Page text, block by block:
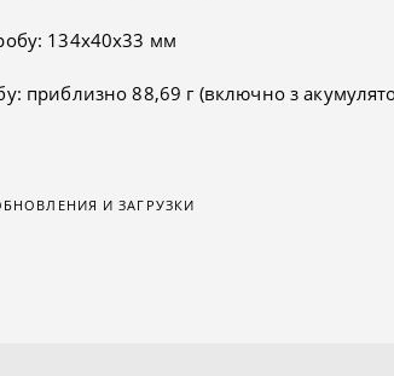
134х40х33 мм
приблизно 88,69 г (включно з
И ЗАГРУЗКИ